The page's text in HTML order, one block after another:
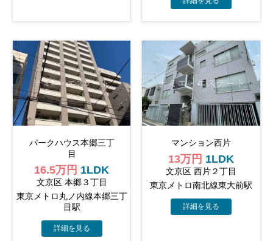
パークハウス本郷三丁
目
16.5万円 1LDK
文京区 本郷３丁目
東京メトロ丸ノ内線本郷三丁
目駅
マンション西片
13万円 1LDK
文京区 西片２丁目
東京メトロ南北線東大前駅